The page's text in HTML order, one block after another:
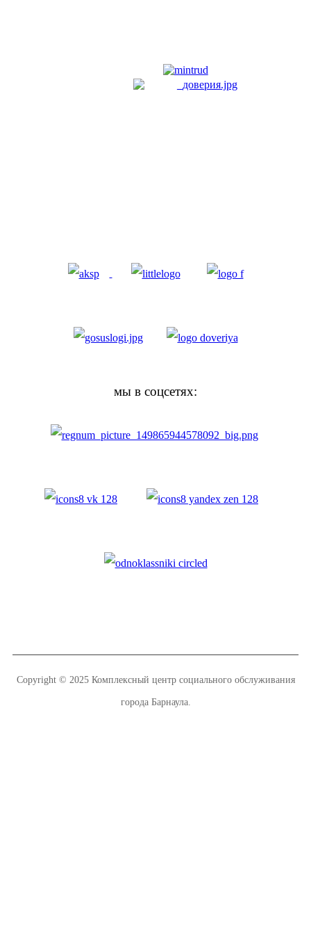
мы в соцсетях:
Copyright © 2025 Комплексный центр социального обслуживания
города Барнаула.